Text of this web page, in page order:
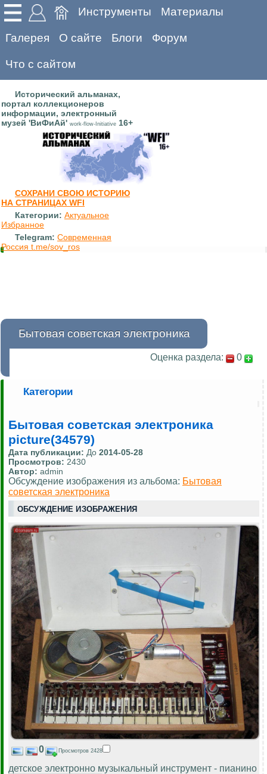
Инструменты Материалы
Галерея О сайте Блоги Форум
Что с сайтом
Исторический альманах,
портал коллекционеров
информации, электронный
музей 'ВиФиАй' work-flow-Initiative 16+
СОХРАНИ СВОЮ ИСТОРИЮ
НА СТРАНИЦАХ WFI
Категории: Актуальное
Избранное
Telegram: Современная
Россия t.me/sov_ros
Бытовая советская электроника
Оценка раздела: 0
Категории
Бытовая советская электроника
picture(34579)
Дата публикации: До 2014-05-28
Просмотров: 2430
Автор: admin
Обсуждение изображения из альбома: Бытовая
советская электроника
ОБСУЖДЕНИЕ ИЗОБРАЖЕНИЯ
0 Просмотров 2428
детское электронно музыкальный инструмент - пианино